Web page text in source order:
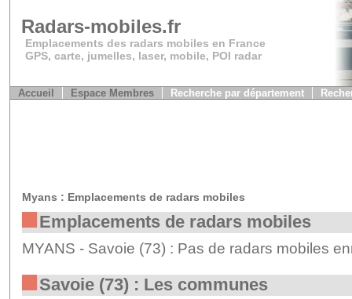
Radars-mobiles.fr
Emplacements des radars mobiles en France
GPS, carte, jumelles, laser, mobile, POI radar
Accueil Espace Membres Recherche par département
Myans : Emplacements de radars mobiles
Emplacements de radars mobiles
MYANS - Savoie (73) : Pas de radars mobiles
Savoie (73) : Les communes